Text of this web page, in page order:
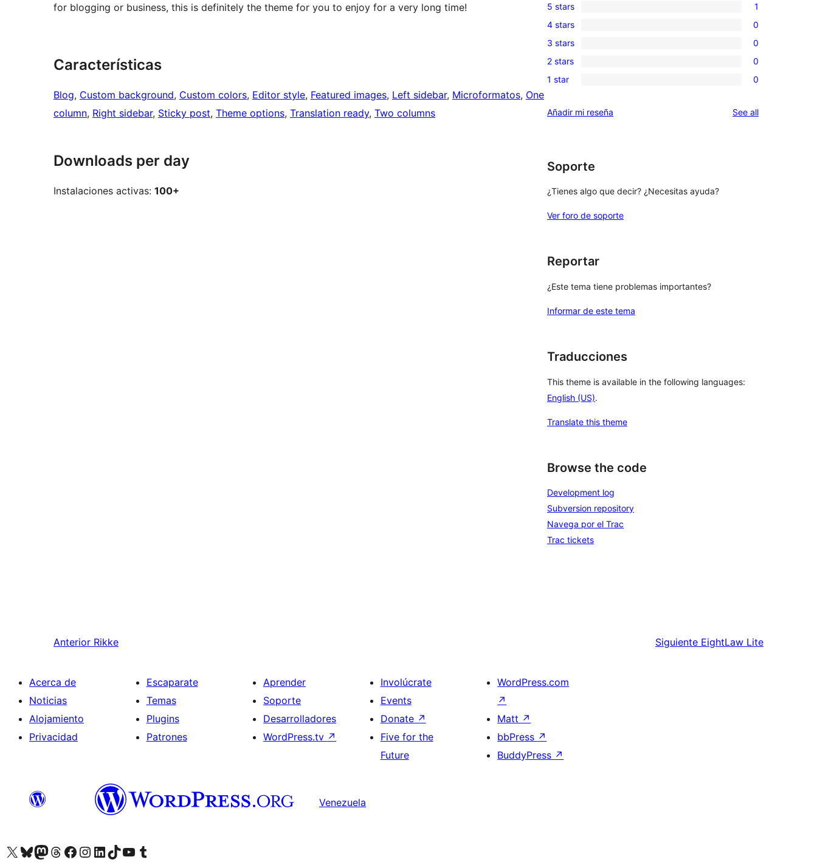
for blogging or business, this is definitely the theme for you to enjoy for a very long time!
Características
Blog, Custom background, Custom colors, Editor style, Featured images, Left sidebar, Microformatos, One
column, Right sidebar, Sticky post, Theme options, Translation ready, Two columns
Downloads per day
Instalaciones activas: 100+
1
5-
star
review
5 stars 1
0
4-
star
reviews
4 stars 0
0
3-
star
3 stars 0
0
2-
reviews
2 stars 0
0
star
1 star 0
Añadir mi reseña See allreviews
Soporte
¿Tienes algo que decir? ¿Necesitas ayuda?
Ver foro de soporte
Reportar
¿Este tema tiene problemas importantes?
Informar de este tema
Traducciones
This theme is available in the following languages:
English (US).
Translate this theme
Browse the code
Development log
Subversion repository
Navega por el Trac
Trac tickets
Anterior Rikke Siguiente EightLaw Lite
Acerca de
Noticias
Alojamiento
Privacidad
Escaparate
Temas
Plugins
Patrones
Aprender
Soporte
Desarrolladores
WordPress.tv ↗
Involúcrate
Events
Donate ↗
Five for the
Future
WordPress.com
↗
Matt ↗
bbPress ↗
BuddyPress ↗
Venezuela
Visit our X (formerly Twitter) account
Visit our Bluesky account
Visit our Mastodon account
Visit our Threads account
Visita nuestra página de Facebook
Visita nuestra cuenta de Instagram
Visita nuestra cuenta de LinkedIn
Visit our TikTok account
Visita nuestro canal de YouTube
Visit our Tumblr account